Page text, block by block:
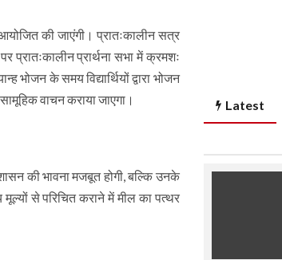
की जाएंगी। प्रातःकालीन सत्र
प्रातःकालीन प्रार्थना सभा में क्रमशः
भोजन के समय विद्यार्थियों द्वारा भोजन
वाचन कराया जाएगा।
की भावना मजबूत होगी, बल्कि उनके
मूल्यों से परिचित कराने में मील का पत्थर
Latest